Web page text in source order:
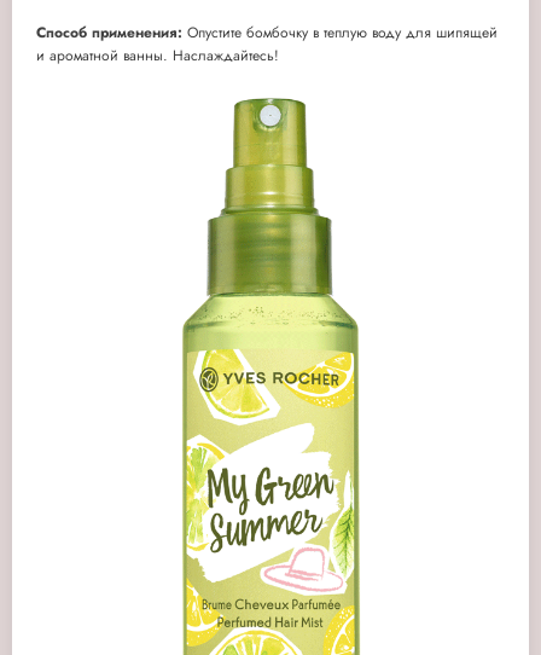
Способ применения: Опустите бомбочку в теплую воду для шипящей
и ароматной ванны. Наслаждайтесь!